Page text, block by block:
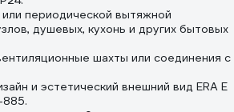
периодической вытяжной
душевых, кухонь и других бытовых
шахты или соединения с
и эстетический внешний вид ERA E